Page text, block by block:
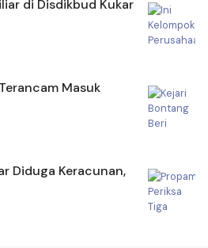
di Disdikbud Kukar
Masuk
Diduga Keracunan,